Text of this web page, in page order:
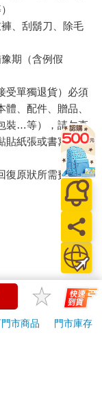
、刮鬍刀、除毛
期（含例假
受單獨退貨）必須
、配件、贈品、
裝…等），請勿直
貼紙張或書寫文
復原狀所需費用，
市商品
門市庫存